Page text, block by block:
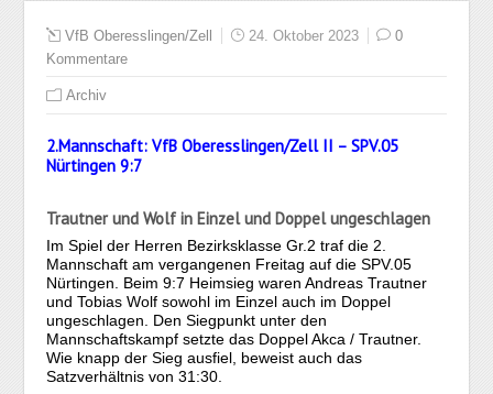
VfB Oberesslingen/Zell 24. Oktober 2023
0
Kommentare
Archiv
2.Mannschaft: VfB Oberesslingen/Zell II – SPV.05
Nürtingen 9:7
Trautner und Wolf in Einzel und Doppel ungeschlagen
Im Spiel der Herren Bezirksklasse Gr.2 traf die 2.
Mannschaft am vergangenen Freitag auf die SPV.05
Nürtingen. Beim 9:7 Heimsieg waren Andreas Trautner
und Tobias Wolf sowohl im Einzel auch im Doppel
ungeschlagen. Den Siegpunkt unter den
Mannschaftskampf setzte das Doppel Akca / Trautner.
Wie knapp der Sieg ausfiel, beweist auch das
Satzverhältnis von 31:30.